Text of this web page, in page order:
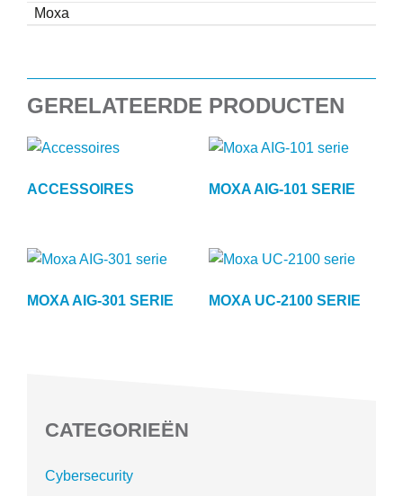
Moxa
GERELATEERDE PRODUCTEN
ACCESSOIRES MOXA AIG-101 SERIE
MOXA AIG-301 SERIE MOXA UC-2100 SERIE
CATEGORIEËN
Cybersecurity